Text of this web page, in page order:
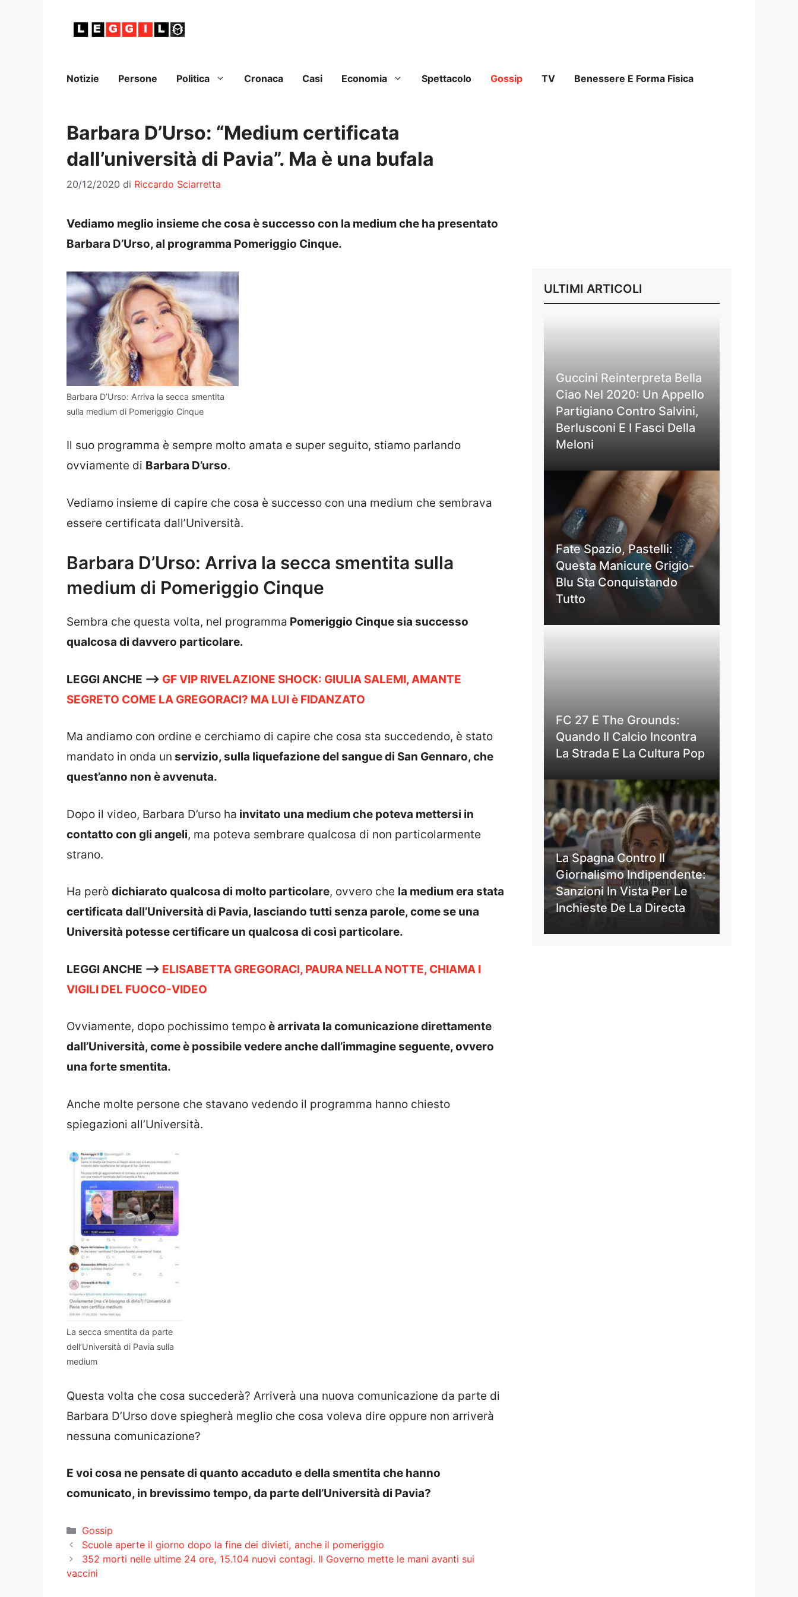
Notizie Persone Politica Cronaca Casi Economia Spettacolo Gossip TV Benessere E Forma Fisica
Barbara D’Urso: “Medium certificata
dall’università di Pavia”. Ma è una bufala
20/12/2020 di Riccardo Sciarretta
Vediamo meglio insieme che cosa è successo con la medium che ha presentato
Barbara D’Urso, al programma Pomeriggio Cinque.
Barbara D’Urso: Arriva la secca smentita
sulla medium di Pomeriggio Cinque
Il suo programma è sempre molto amata e super seguito, stiamo parlando
ovviamente di Barbara D’urso.
Vediamo insieme di capire che cosa è successo con una medium che sembrava
essere certificata dall’Università.
Barbara D’Urso: Arriva la secca smentita sulla
medium di Pomeriggio Cinque
Sembra che questa volta, nel programma Pomeriggio Cinque sia successo
qualcosa di davvero particolare.
LEGGI ANCHE —-> GF VIP RIVELAZIONE SHOCK: GIULIA SALEMI, AMANTE
SEGRETO COME LA GREGORACI? MA LUI è FIDANZATO
Ma andiamo con ordine e cerchiamo di capire che cosa sta succedendo, è stato
mandato in onda un servizio, sulla liquefazione del sangue di San Gennaro, che
quest’anno non è avvenuta.
Dopo il video, Barbara D’urso ha invitato una medium che poteva mettersi in
contatto con gli angeli, ma poteva sembrare qualcosa di non particolarmente
strano.
Ha però dichiarato qualcosa di molto particolare, ovvero che la medium era stata
certificata dall’Università di Pavia, lasciando tutti senza parole, come se una
Università potesse certificare un qualcosa di così particolare.
LEGGI ANCHE —-> ELISABETTA GREGORACI, PAURA NELLA NOTTE, CHIAMA I
VIGILI DEL FUOCO-VIDEO
Ovviamente, dopo pochissimo tempoè arrivata la comunicazione direttamente
dall’Università, come è possibile vedere anche dall’immagine seguente, ovvero
una forte smentita.
Anche molte persone che stavano vedendo il programma hanno chiesto
spiegazioni all’Università.
La secca smentita da parte
dell’Università di Pavia sulla
medium
Questa volta che cosa succederà? Arriverà una nuova comunicazione da parte di
Barbara D’Urso dove spiegherà meglio che cosa voleva dire oppure non arriverà
nessuna comunicazione?
E voi cosa ne pensate di quanto accaduto e della smentita che hanno
comunicato, in brevissimo tempo, da parte dell’Università di Pavia?
Categorie
Gossip
Scuole aperte il giorno dopo la fine dei divieti, anche il pomeriggio
352 morti nelle ultime 24 ore, 15.104 nuovi contagi. Il Governo mette le mani avanti sui
vaccini
ULTIMI ARTICOLI
Guccini Reinterpreta Bella
Ciao Nel 2020: Un Appello
Partigiano Contro Salvini,
Berlusconi E I Fasci Della
Meloni
Fate Spazio, Pastelli:
Questa Manicure Grigio-
Blu Sta Conquistando
Tutto
FC 27 E The Grounds:
Quando Il Calcio Incontra
La Strada E La Cultura Pop
La Spagna Contro Il
Giornalismo Indipendente:
Sanzioni In Vista Per Le
Inchieste De La Directa